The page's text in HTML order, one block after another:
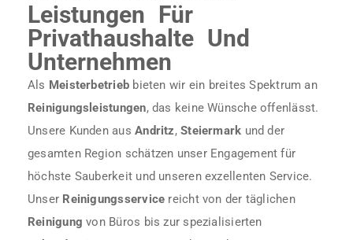
Leistungen Für
Privathaushalte Und
Unternehmen
Als Meisterbetrieb bieten wir ein breites Spektrum an
Reinigungsleistungen, das keine Wünsche offenlässt.
Unsere Kunden ausAndritz,Steiermark und der
gesamten Region schätzen unser Engagement für
höchste Sauberkeit und unseren exzellenten Service.
Unser Reinigungsservice reicht von der täglichen
Reinigung von Büros bis zur spezialisierten